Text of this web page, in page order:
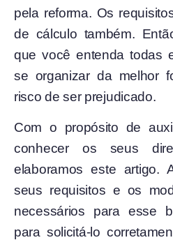
pela reforma. Os
de cálculo também.
que você entenda todas
se organizar da melhor
risco de ser prejudicado.
Com o propósito de
conhecer os seus
elaboramos este artigo.
seus requisitos e os
necessários para esse
para solicitá-lo